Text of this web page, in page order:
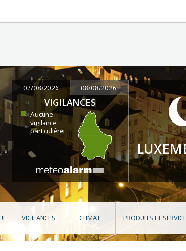
07/08/2026 08/08/2026
VIGILANCES
Aucune
vigilance
particulière
VIGILANCES CLIMAT PRODUITS ET